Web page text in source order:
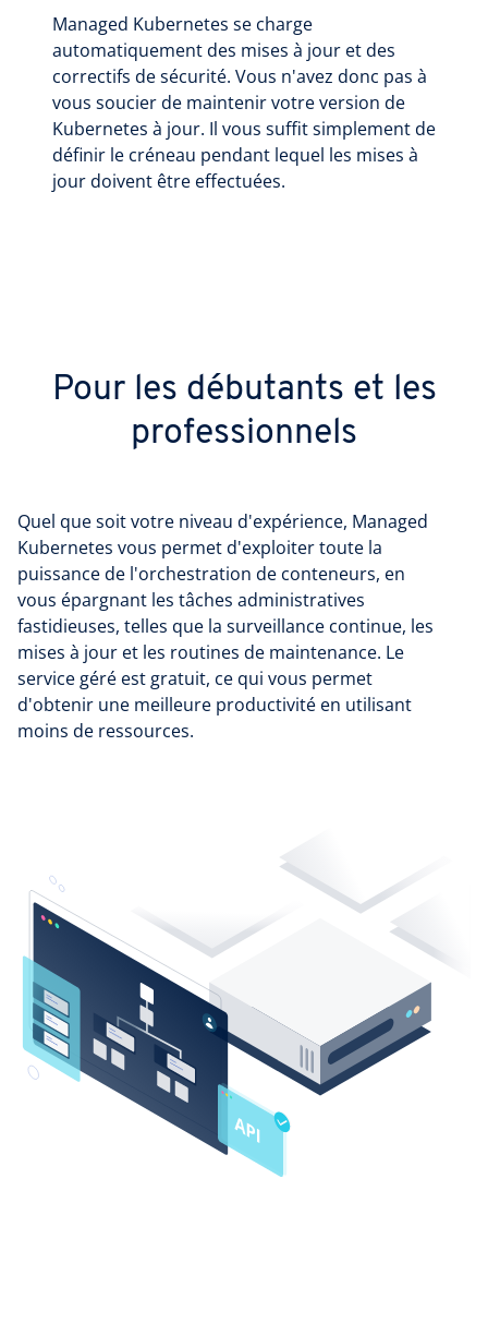
Managed Kubernetes se charge
automatiquement des mises à jour et des
correctifs de sécurité. Vous n'avez donc pas à
vous soucier de maintenir votre version de
Kubernetes à jour. Il vous suffit simplement de
définir le créneau pendant lequel les mises à
jour doivent être effectuées.
Pour les débutants et les
professionnels
Quel que soit votre niveau d'expérience, Managed
Kubernetes vous permet d'exploiter toute la
puissance de l'orchestration de conteneurs, en
vous épargnant les tâches administratives
fastidieuses, telles que la surveillance continue, les
mises à jour et les routines de maintenance. Le
service géré est gratuit, ce qui vous permet
d'obtenir une meilleure productivité en utilisant
moins de ressources.